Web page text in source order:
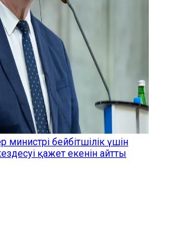
министрі бейбітшілік үшін
қажет екенін айтты